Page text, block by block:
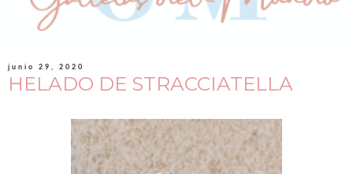
junio 29, 2020
HELADO DE STRACCIATELLA